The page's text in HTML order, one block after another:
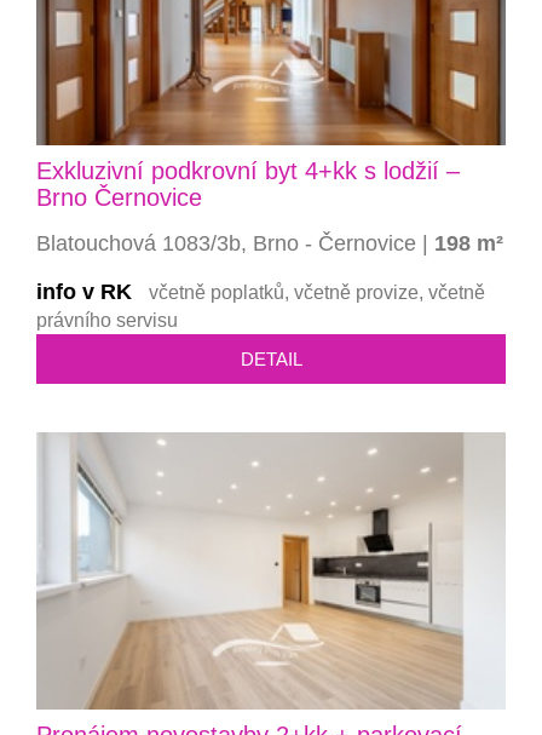
Exkluzivní podkrovní byt 4+kk s lodžií –
Brno Černovice
Blatouchová 1083/3b, Brno - Černovice | 198 m²
info v RK
včetně poplatků, včetně provize, včetně
právního servisu
DETAIL